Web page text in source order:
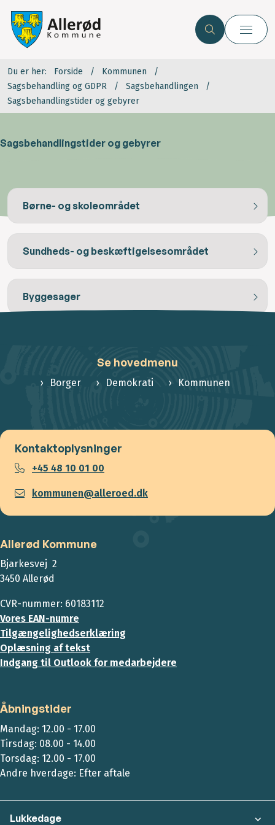
Du er her: Forside
Kommunen
Sagsbehandling og GDPR
Sagsbehandlingen
Sagsbehandlingstider og gebyrer
Sagsbehandlingstider og gebyrer
Børne- og skoleområdet
Sundheds- og beskæftigelsesområdet
Byggesager
Se hovedmenu
Borger Demokrati Kommunen
Kontaktoplysninger
+45 48 10 01 00
kommunen@alleroed.dk
Allerød Kommune
Bjarkesvej 2
3450 Allerød
CVR-nummer: 60183112
Vores EAN-numre
Tilgængelighedserklæring
Oplæsning af tekst
Indgang til Outlook for medarbejdere
Åbningstider
Mandag: 12.00 - 17.00
Tirsdag: 08.00 - 14.00
Torsdag: 12.00 - 17.00
Andre hverdage: Efter aftale
Lukkedage